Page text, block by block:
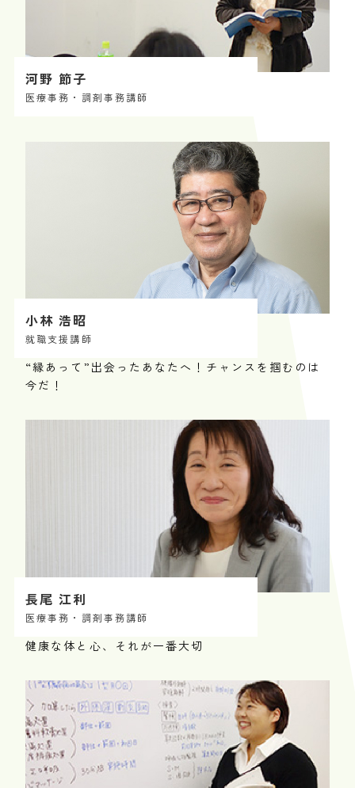
河野 節子
医療事務・調剤事務講師
小林 浩昭
就職支援講師
“縁あって”出会ったあなたへ！チャンスを掴むのは
今だ！
長尾 江利
医療事務・調剤事務講師
健康な体と心、それが一番大切